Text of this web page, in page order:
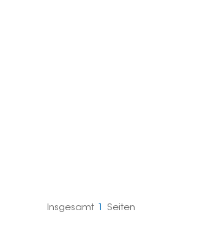
Insgesamt Seiten